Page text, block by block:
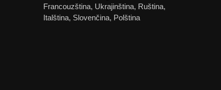
Francouzština, Ukrajinština, Ruština,
Italština, Slovenčina, Polština